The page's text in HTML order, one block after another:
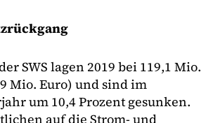
SWS lagen 2019 bei 119,1 Mio.
Mio. Euro) und sind im
um 10,4 Prozent gesunken.
auf die Strom- und